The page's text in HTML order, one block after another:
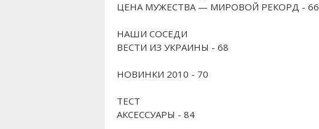
ЦЕНА МУЖЕСТВА — МИРОВОЙ РЕКОРД - 66
НАШИ СОСЕДИ
ВЕСТИ ИЗ УКРАИНЫ - 68
НОВИНКИ 2010 - 70
ТЕСТ
АКСЕССУАРЫ - 84